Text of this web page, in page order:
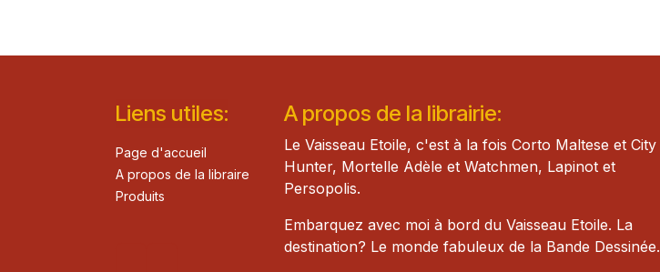
Lie​ns utiles:
Page d'accueil
A propos de la libraire
Produits
A propos de la librairie:
Le Vaisseau Etoile, c'est à la fois Corto Maltese et City
Hunter, Mortelle Adèle et Watch​men, Lapinot et
Persopolis.
Embarquez avec moi à bord du Vaisseau Etoile. La
destination? Le monde fabuleux de la Bande Dessinée.